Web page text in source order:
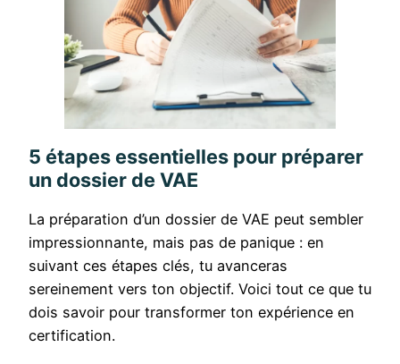
5 étapes essentielles pour préparer
un dossier de VAE
La préparation d’un dossier de VAE peut sembler
impressionnante, mais pas de panique : en
suivant ces étapes clés, tu avanceras
sereinement vers ton objectif. Voici tout ce que tu
dois savoir pour transformer ton expérience en
certification.